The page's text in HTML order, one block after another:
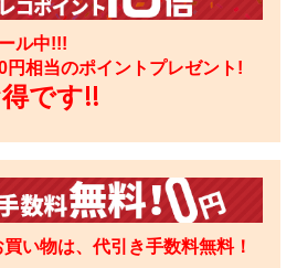
ル中!!!
円相当のポイントプレゼント!
です!!
い物は、代引き手数料無料！